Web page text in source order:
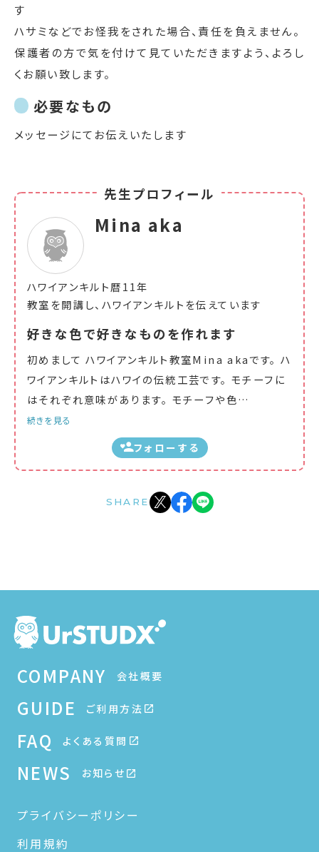
す
ハサミなどでお怪我をされた場合、責任を負えません。
保護者の方で気を付けて見ていただきますよう、よろし
くお願い致します。
必要なもの
メッセージにてお伝えいたします
先生プロフィール
フォローする
Mina aka
ハワイアンキルト暦11年
教室を開講し、ハワイアンキルトを伝えています
好きな色で好きなものを作れます
初めまして ハワイアンキルト教室Mina akaです。 ハ
ワイアンキルトはハワイの伝統工芸です。 モチーフに
はそれぞれ意味があります。 モチーフや色…
続きを見る
SHARE
COMPANY 会社概要
GUIDE ご利用方法
FAQ よくある質問
NEWS お知らせ
プライバシーポリシー
利用規約